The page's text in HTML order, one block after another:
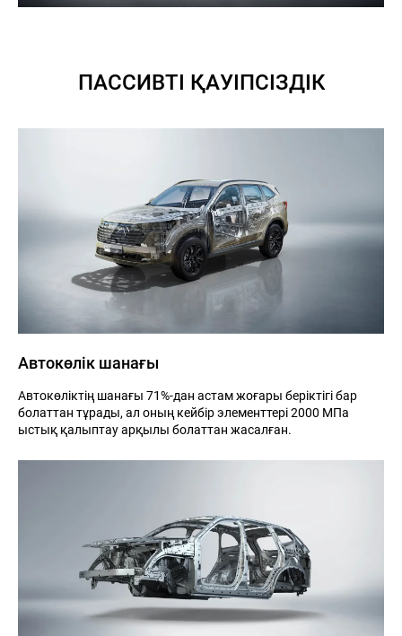
БАЙЛАНЫСТАР
ПАССИВТІ ҚАУІПСІЗДІК
Автокөлік шанағы
Автокөліктің шанағы 71%-дан астам жоғары беріктігі бар
болаттан тұрады, ал оның кейбір элементтері 2000 МПа
ыстық қалыптау арқылы болаттан жасалған.